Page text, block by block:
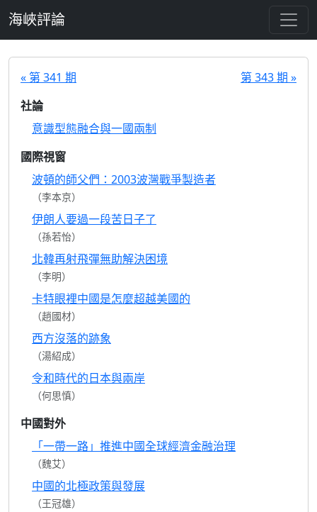
海峽評論
« 第 341 期
第 343 期 »
社論
意識型態融合與一國兩制
國際視窗
波頓的師父們：2003波灣戰爭製造者
（李本京）
伊朗人要過一段苦日子了
（孫若怡）
北韓再射飛彈無助解決困境
（李明）
卡特眼裡中國是怎麼超越美國的
（趙國材）
西方沒落的跡象
（湯紹成）
令和時代的日本與兩岸
（何思慎）
中國對外
「一帶一路」推進中國全球經濟金融治理
（魏艾）
中國的北極政策與發展
（王冠雄）